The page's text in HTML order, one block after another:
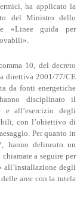
ha applicato la
del Ministro dello
«Linee guida per
10, del decreto
direttiva 2001/77/CE
da fonti energetiche
disciplinato il
e all’esercizio degli
con l’obiettivo di
Per quanto in
hanno delineato un
a seguire per
all’installazione degli
aree con la tutela